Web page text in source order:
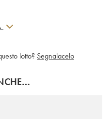
lotto? Segnalacelo